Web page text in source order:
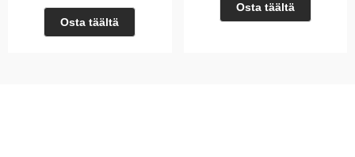
Osta täältä
Osta täältä